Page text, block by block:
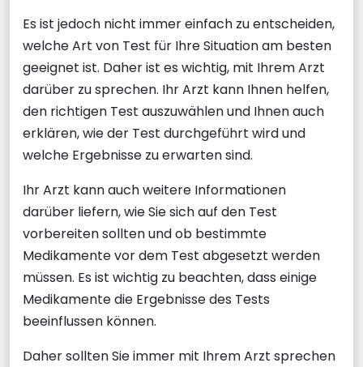
Es ist jedoch nicht immer einfach zu entscheiden,
welche Art von Test für Ihre Situation am besten
geeignet ist. Daher ist es wichtig, mit Ihrem Arzt
darüber zu sprechen. Ihr Arzt kann Ihnen helfen,
den richtigen Test auszuwählen und Ihnen auch
erklären, wie der Test durchgeführt wird und
welche Ergebnisse zu erwarten sind.
Ihr Arzt kann auch weitere Informationen
darüber liefern, wie Sie sich auf den Test
vorbereiten sollten und ob bestimmte
Medikamente vor dem Test abgesetzt werden
müssen. Es ist wichtig zu beachten, dass einige
Medikamente die Ergebnisse des Tests
beeinflussen können.
Daher sollten Sie immer mit Ihrem Arzt sprechen